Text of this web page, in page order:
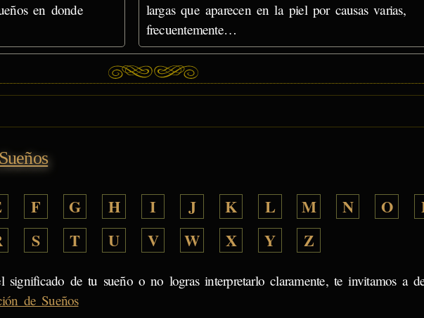
en donde
largas que aparecen en la piel por causas varias,
frecuentemente…
F G H I J K L M N O
S T U V W X Y Z
de tu sueño o no logras interpretarlo claramente, te invitamos a
de Sueños